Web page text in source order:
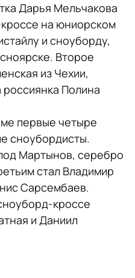
Дарья Мельчакова
на юниорском
и сноуборду,
Второе
из Чехии,
Полина
первые четыре
сноубордисты.
Мартынов, серебро
стал Владимир
Сарсембаев.
кроссе
и Даниил